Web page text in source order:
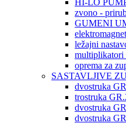
HI-LO
zvono -
GUMENI
ležajni
multiplikatori
oprema za
SASTAVLJIVE
dvostruka
trostruka
dvostruka
dvostruka